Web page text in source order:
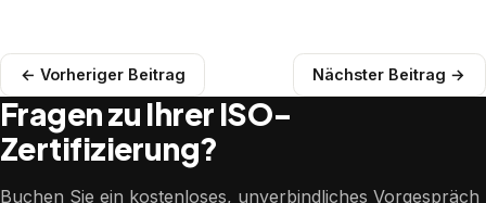
← Vorheriger Beitrag Nächster Beitrag →
Fragen zu Ihrer ISO-
Zertifizierung?
Buchen Sie ein kostenloses, unverbindliches Vorgespräch